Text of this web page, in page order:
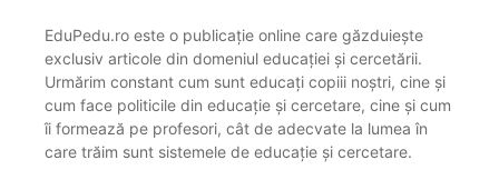
EduPedu.ro este o publicație online care găzduiește
exclusiv articole din domeniul educației și cercetării.
Urmărim constant cum sunt educați copiii noștri, cine și
cum face politicile din educație și cercetare, cine și cum
îi formează pe profesori, cât de adecvate la lumea în
care trăim sunt sistemele de educație și cercetare.